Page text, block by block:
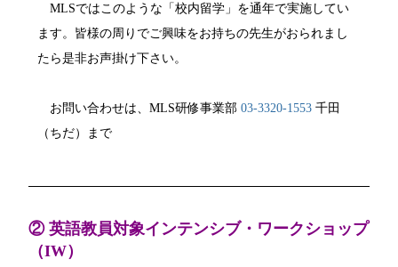
MLSではこのような「校内留学」を通年で実施してい
ます。皆様の周りでご興味をお持ちの先生がおられまし
たら是非お声掛け下さい。
お問い合わせは、MLS研修事業部 03-3320-1553 千田
（ちだ）まで
② 英語教員対象インテンシブ・ワークショップ
（IW）